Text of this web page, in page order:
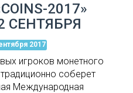
2017»
СЕНТЯБРЯ
2017
игроков монетного
соберет
Международная